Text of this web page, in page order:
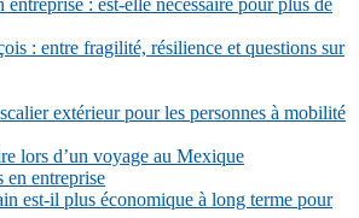
entreprise : est-elle nécessaire pour plus de
: entre fragilité, résilience et questions sur
extérieur pour les personnes à mobilité
lors d’un voyage au Mexique
en entreprise
est-il plus économique à long terme pour